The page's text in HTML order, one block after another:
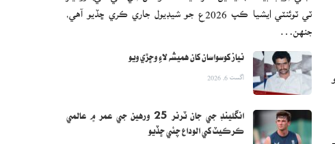
ٽي ٽوئنٽي ايشيا ڪپ 2026ع جو شيڊيول جاري ڪري ڇڏيو آهي،
نياز کوسواسان کان هميشه لاءِ وڇڙي ويو
اگست 6, 2026
انگلينڊ جي جان ٽرنر 25 ورهين جي عمر ۾ عالمي
ڪرڪيٽ کي الوداع چئي ڇڏيو